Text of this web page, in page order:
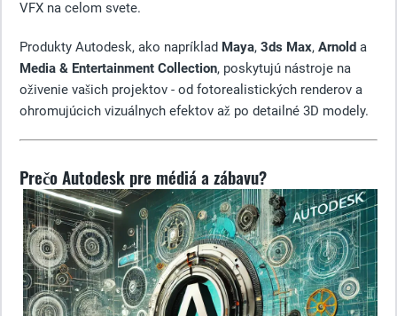
VFX na celom svete.
Produkty Autodesk, ako napríklad Maya, 3ds Max, Arnold a
Media & Entertainment Collection, poskytujú nástroje na
oživenie vašich projektov - od fotorealistických renderov a
ohromujúcich vizuálnych efektov až po detailné 3D modely.
Prečo Autodesk pre médiá a zábavu?